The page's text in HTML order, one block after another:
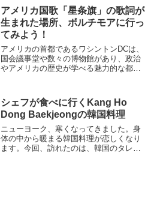
タイムワーナーセンター店（10
Columbus Ci...
アメリカ国歌「星条旗」の歌詞が
生まれた場所、ボルチモアに行っ
てみよう！
アメリカの首都であるワシントンDCは、
国会議事堂や数々の博物館があり、政治
やアメリカの歴史が学べる魅力的な都市
あります。ボルチモアもその一つ。今回
は、Charm Cit...
シェフが食べに行くKang Ho
Dong Baekjeongの韓国料理
ニューヨーク、寒くなってきました。身
体の中から暖まる韓国料理が恋しくなり
ます。今回、訪れたのは、韓国のタレン